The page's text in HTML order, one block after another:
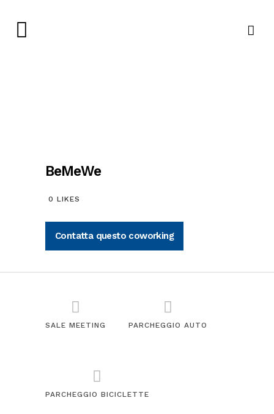
BeMeWe
0 LIKES
Contatta questo coworking
SALE MEETING PARCHEGGIO AUTO
PARCHEGGIO BICICLETTE